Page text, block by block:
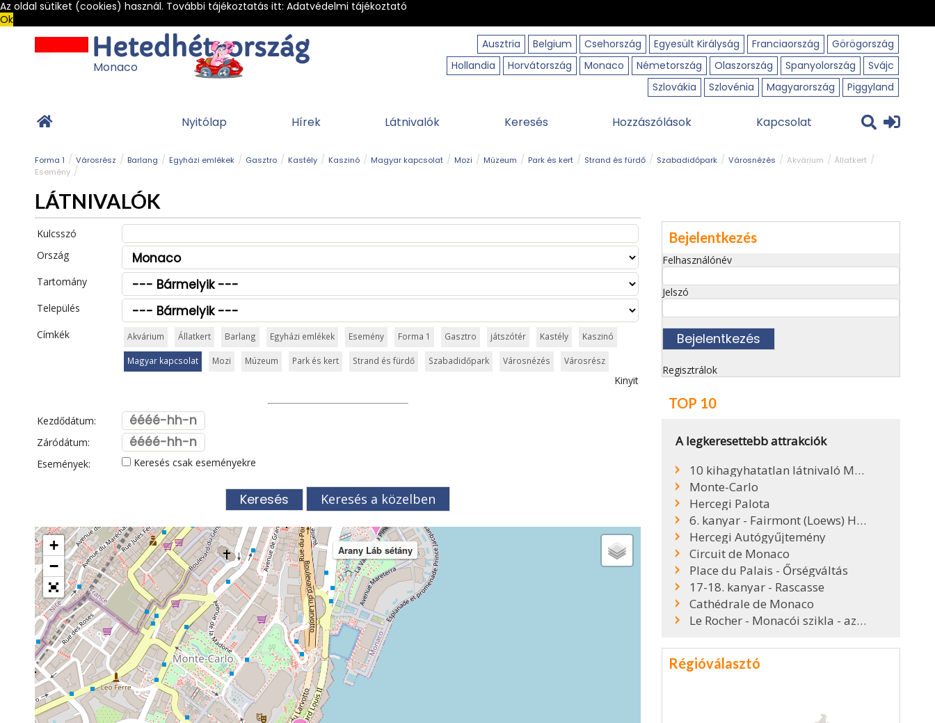
Az oldal sütiket (cookies) használ. További tájékoztatás itt: Adatvédelmi tájékoztató
Ok
Ausztria
Belgium Csehország Egyesült Királyság Franciaország
Görögország
Hollandia
Horvátország Monaco Németország Olaszország Spanyolország
Svájc
Szlovákia
Szlovénia Magyarország Piggyland
Monaco
Nyitólap Hírek Látnivalók Keresés Hozzászólások Kapcsolat
Forma 1 Városrész Barlang Egyházi emlékek Gasztro Kastély Kaszinó Magyar kapcsolat Mozi Múzeum Park és kert Strand és fürdő Szabadidőpark Városnézés Akvárium
Állatkert
Esemény
LÁTNIVALÓK
Kulcsszó
Ország
Tartomány
Település
Címkék
Akvárium Állatkert Barlang Egyházi emlékek Esemény Forma 1 Gasztro játszótér Kastély Kaszinó
Magyar kapcsolat Mozi Múzeum Park és kert Strand és fürdő Szabadidőpark Városnézés Városrész
Kinyit
Kezdődátum:
Záródátum:
Események:
Keresés csak eseményekre
Keresés a közelben
Arany Láb sétány
+
−
Bejelentkezés
Felhasználónév
Jelszó
Regisztrálok
TOP 10
A legkeresettebb attrakciók
10 kihagyhatatlan látnivaló Monacóban
Monte-Carlo
Hercegi Palota
6. kanyar - Fairmont (Loews) Hotel Hajtűkanyar
Hercegi Autógyűjtemény
Circuit de Monaco
Place du Palais - Őrségváltás
17-18. kanyar - Rascasse
Cathédrale de Monaco
Le Rocher - Monacói szikla - az Óváros
Régióválasztó